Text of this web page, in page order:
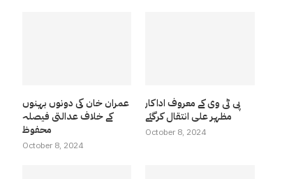
عمران خان کی دونوں بہنوں
کے خلاف عدالتی فیصلہ
محفوظ
October 8, 2024
پی ٹی وی کے معروف اداکار
مظہر علی انتقال کرگئے
October 8, 2024